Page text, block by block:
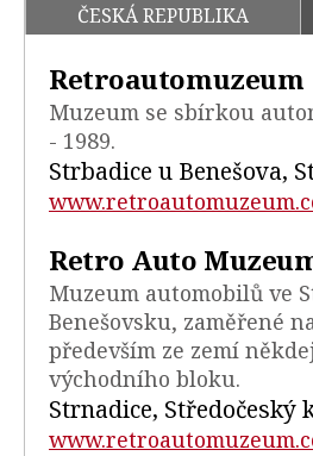
ČESKÁ REPUBLIKA
Retroautomuzeum
Muzeum se sbírkou
- 1989.
Strbadice u Benešova,
Retro Auto
Muzeum automobilů ve
Benešovsku, zaměřené
především ze zemí
východního bloku.
Strnadice, Středočeský